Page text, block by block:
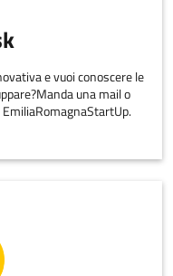
e vuoi conoscere le
una mail o